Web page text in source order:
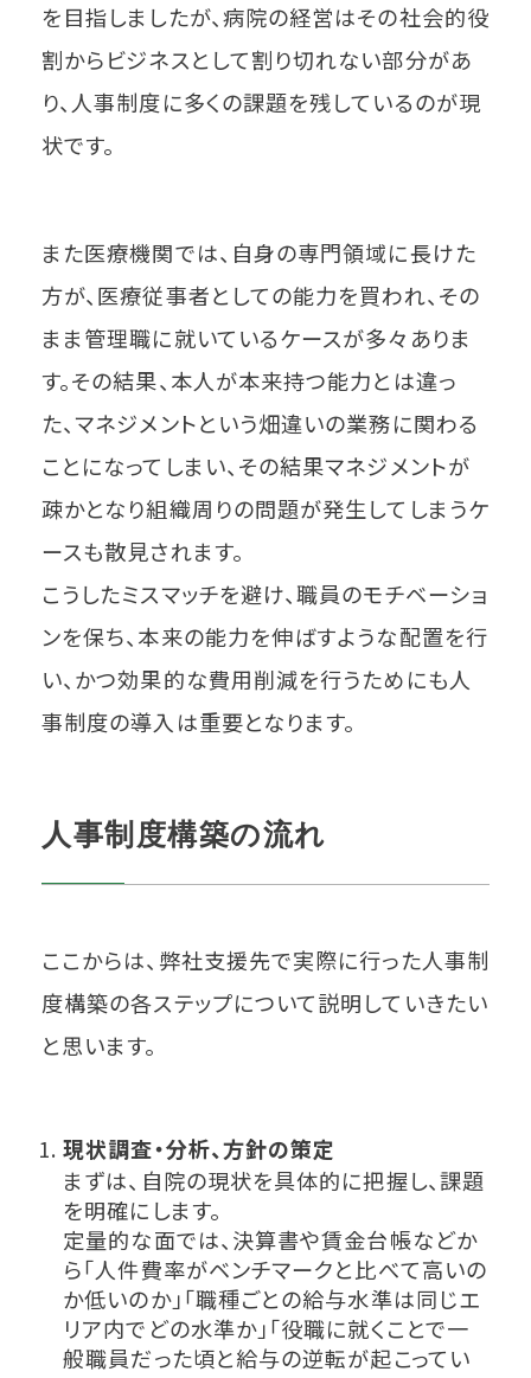
を目指しましたが、病院の経営はその社会的役
割からビジネスとして割り切れない部分があ
り、人事制度に多くの課題を残しているのが現
状です。
また医療機関では、自身の専門領域に長けた
方が、医療従事者としての能力を買われ、その
まま管理職に就いているケースが多々ありま
す。その結果、本人が本来持つ能力とは違っ
た、マネジメントという畑違いの業務に関わる
ことになってしまい、その結果マネジメントが
疎かとなり組織周りの問題が発生してしまうケ
ースも散見されます。
こうしたミスマッチを避け、職員のモチベーショ
ンを保ち、本来の能力を伸ばすような配置を行
い、かつ効果的な費用削減を行うためにも人
事制度の導入は重要となります。
人事制度構築の流れ
ここからは、弊社支援先で実際に行った人事制
度構築の各ステップについて説明していきたい
と思います。
現状調査・分析、方針の策定
まずは、自院の現状を具体的に把握し、課題
を明確にします。
定量的な面では、決算書や賃金台帳などか
ら「人件費率がベンチマークと比べて高いの
か低いのか」「職種ごとの給与水準は同じエ
リア内でどの水準か」「役職に就くことで一
般職員だった頃と給与の逆転が起こってい